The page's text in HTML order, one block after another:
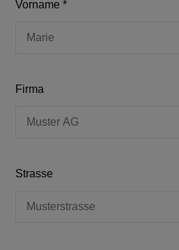
Vorname *
Firma
Strasse